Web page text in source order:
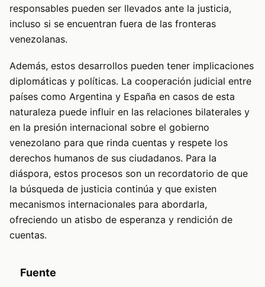
responsables pueden ser llevados ante la justicia,
incluso si se encuentran fuera de las fronteras
venezolanas.
Además, estos desarrollos pueden tener implicaciones
diplomáticas y políticas. La cooperación judicial entre
países como Argentina y España en casos de esta
naturaleza puede influir en las relaciones bilaterales y
en la presión internacional sobre el gobierno
venezolano para que rinda cuentas y respete los
derechos humanos de sus ciudadanos. Para la
diáspora, estos procesos son un recordatorio de que
la búsqueda de justicia continúa y que existen
mecanismos internacionales para abordarla,
ofreciendo un atisbo de esperanza y rendición de
cuentas.
Fuente